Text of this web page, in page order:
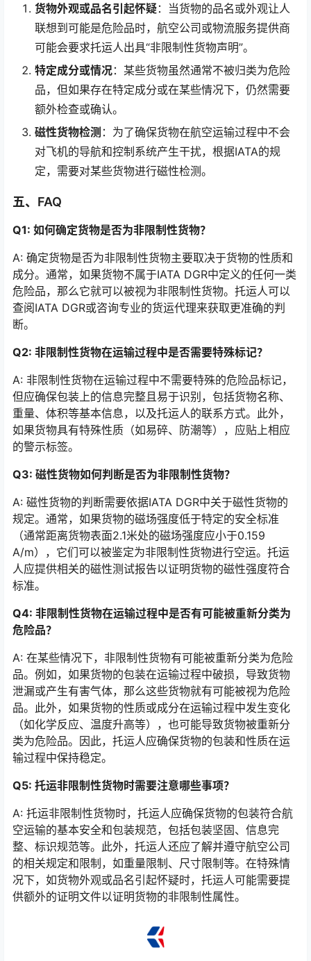
货物外观或品名引起怀疑：当货物的品名或外观让人
联想到可能是危险品时，航空公司或物流服务提供商
可能会要求托运人出具“非限制性货物声明”。
特定成分或情况：某些货物虽然通常不被归类为危险
品，但如果存在特定成分或在某些情况下，仍然需要
额外检查或确认。
磁性货物检测 ：为了确保货物在航空运输过程中不会
对飞机的导航和控制系统产生干扰，根据IATA的规
定，需要对某些货物进行磁性检测。
五、FAQ
Q1: 如何确定货物是否为非限制性货物？
A: 确定货物是否为非限制性货物主要取决于货物的性质和
成分。通常，如果货物不属于IATA DGR中定义的任何一类
危险品，那么它就可以被视为非限制性货物。托运人可以
查阅IATA DGR或咨询专业的货运代理来获取更准确的判
断。
Q2: 非限制性货物在运输过程中是否需要特殊标记？
A: 非限制性货物在运输过程中不需要特殊的危险品标记，
但应确保包装上的信息完整且易于识别，包括货物名称、
重量、体积等基本信息，以及托运人的联系方式。此外，
如果货物具有特殊性质（如易碎、防潮等），应贴上相应
的警示标签。
Q3: 磁性货物如何判断是否为非限制性货物？
A: 磁性货物的判断需要依据IATA DGR中关于磁性货物的
规定。通常，如果货物的磁场强度低于特定的安全标准
（通常距离货物表面2.1米处的磁场强度应小于0.159
A/m），它们可以被鉴定为非限制性货物进行空运。托运
人应提供相关的磁性测试报告以证明货物的磁性强度符合
标准。
Q4: 非限制性货物在运输过程中是否有可能被重新分类为
危险品？
A: 在某些情况下，非限制性货物有可能被重新分类为危险
品。例如，如果货物的包装在运输过程中破损，导致货物
泄漏或产生有害气体，那么这些货物就有可能被视为危险
品。此外，如果货物的性质或成分在运输过程中发生变化
（如化学反应、温度升高等），也可能导致货物被重新分
类为危险品。因此，托运人应确保货物的包装和性质在运
输过程中保持稳定。
Q5: 托运非限制性货物时需要注意哪些事项？
A: 托运非限制性货物时，托运人应确保货物的包装符合航
空运输的基本安全和包装规范，包括包装坚固、信息完
整、标识规范等。此外，托运人还应了解并遵守航空公司
的相关规定和限制，如重量限制、尺寸限制等。在特殊情
况下，如货物外观或品名引起怀疑时，托运人可能需要提
供额外的证明文件以证明货物的非限制性属性。